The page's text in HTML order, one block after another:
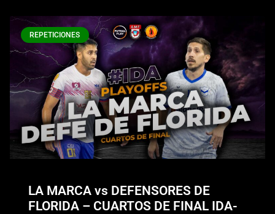
REPETICIONES
LA MARCA vs DEFENSORES DE
FLORIDA – CUARTOS DE FINAL IDA-